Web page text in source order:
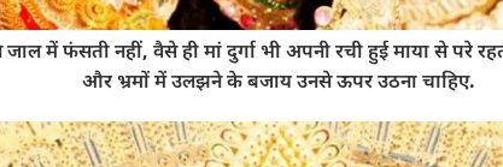
फंसती नहीं, वैसे ही मां दुर्गा भी अपनी रची हुई माया से परे
और भ्रमों में उलझने के बजाय उनसे ऊपर उठना चाहिए.